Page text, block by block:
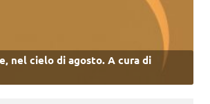
nel cielo di agosto. A cura di